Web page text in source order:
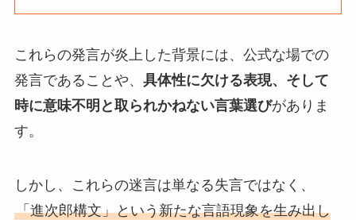
これらの発言が炎上した背景には、公式な場での
発言であることや、 具体性に欠ける表現、そして
時に意味不明と取られかねない言葉選びがありま
す。
しかし、これらの迷言は単なる失言ではなく、
「進次郎構文」という新たな言語現象を生み出し